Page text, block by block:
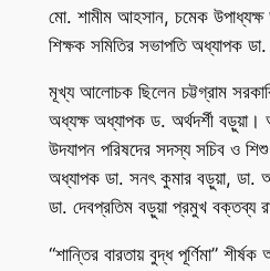
মো. শামীম আহসান, চমেক
শিক্ষক সমিতির সভাপতি অধ্যাপক
মূখ্য আলোচক ছিলেন চট্টগ্রাম
অধ্যক্ষ অধ্যাপক ড. অর্থদর্শী বড়ুয়া।
উদযাপন পরিষদের সদস্য সচিব ও শিশু
অধ্যাপক ডা. সনৎ কুমার বড়ুয়া, ডা.
ডা. দেবপ্রতিম বড়ুয়া প্রমুখ বক্তব্য
“শান্তির বারতায় বুদ্ধ পূর্ণিমা”